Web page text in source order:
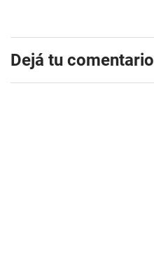
Dejá tu comentario